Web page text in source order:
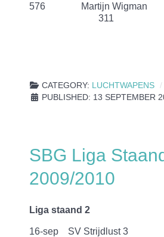
576 Martijn
311
CATEGORY: LUCHTWAPENS
PUBLISHED: 13 SEPTEMBER
SBG Liga
2009/2010
Liga staand 2
16-sep SV Strijdlust 3